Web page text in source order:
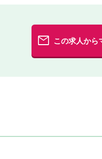
この求人から